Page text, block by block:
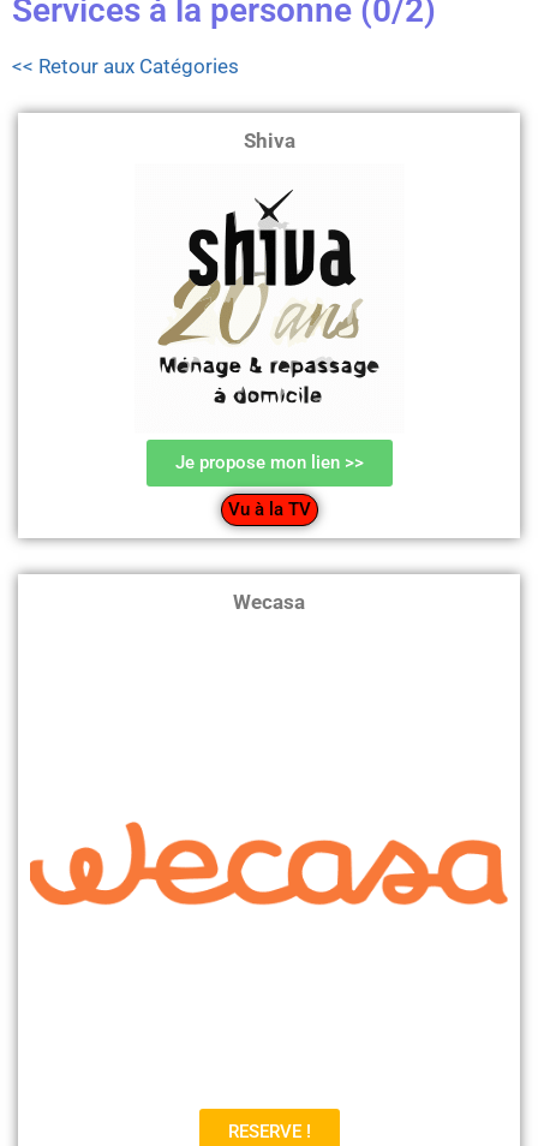
Services à la personne (0/2)
<< Retour aux Catégories
Shiva
Je propose mon lien >>
Vu à la TV
Wecasa
RESERVE !